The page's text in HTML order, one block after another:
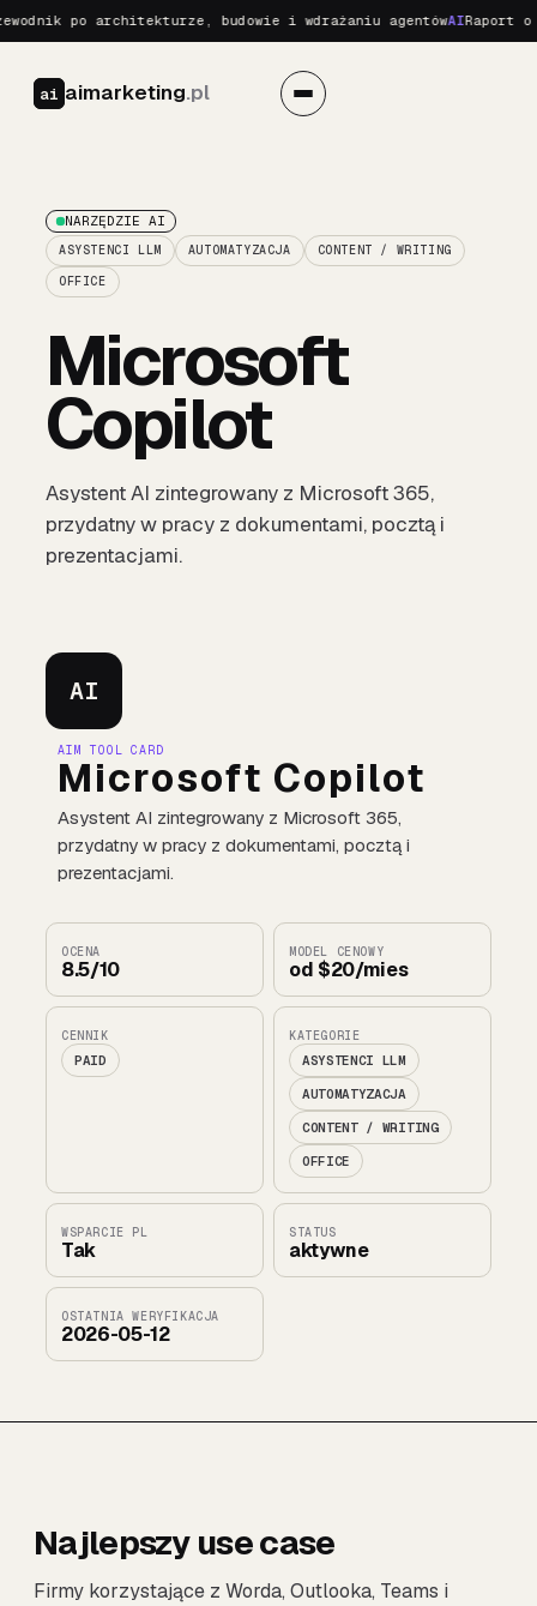
po architekturze, budowie i wdrażaniu agentówAIRaport o
ai aimarketing.pl
NARZĘDZIE AI
ASYSTENCI LLM AUTOMATYZACJA
CONTENT / WRITING
OFFICE
Microsoft
Copilot
Asystent AI zintegrowany z Microsoft 365,
przydatny w pracy z dokumentami, pocztą i
prezentacjami.
AI
AIM TOOL CARD
Microsoft Copilot
Asystent AI zintegrowany z Microsoft 365,
przydatny w pracy z dokumentami, pocztą i
prezentacjami.
OCENA
8.5/10
MODEL CENOWY
od $20/mies
CENNIK
PAID
KATEGORIE
ASYSTENCI LLM
AUTOMATYZACJA
CONTENT / WRITING
OFFICE
WSPARCIE PL
Tak
STATUS
aktywne
OSTATNIA WERYFIKACJA
2026-05-12
Najlepszy use case
Firmy korzystające z Worda, Outlooka, Teams i